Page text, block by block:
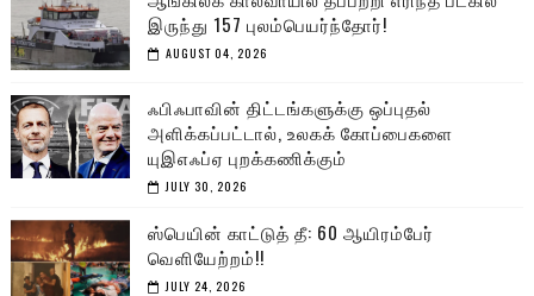
இருந்து 157 புலம்பெயர்ந்தோர்!
AUGUST 04, 2026
ஃபிஃபாவின் திட்டங்களுக்கு ஒப்புதல்
அளிக்கப்பட்டால், உலகக் கோப்பைகளை
யுஇஎஃப்ஏ புறக்கணிக்கும்
JULY 30, 2026
ஸ்பெயின் காட்டுத் தீ: 60 ஆயிரம்பேர்
வெளியேற்றம்!!
JULY 24, 2026